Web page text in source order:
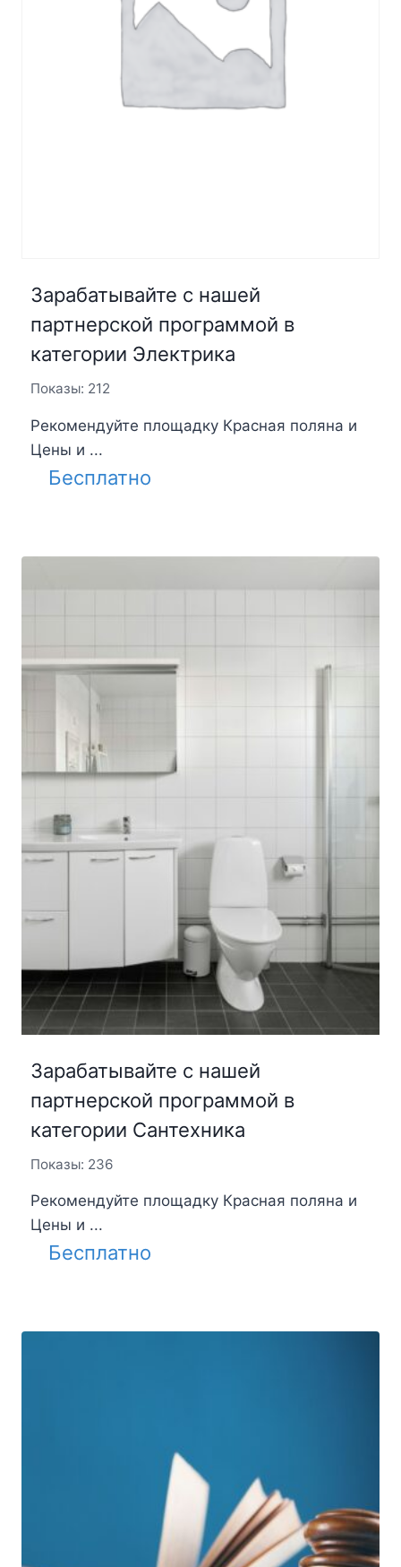
Зарабатывайте с нашей
партнерской программой в
категории Электрика
Показы: 212
Рекомендуйте площадку Красная поляна и
Цены и ...
Бесплатно
Зарабатывайте с нашей
партнерской программой в
категории Сантехника
Показы: 236
Рекомендуйте площадку Красная поляна и
Цены и ...
Бесплатно